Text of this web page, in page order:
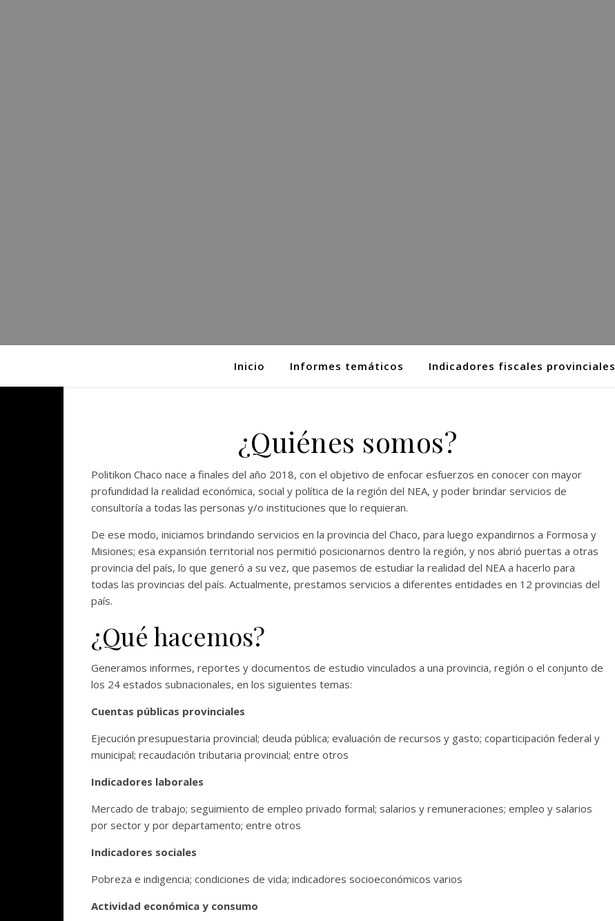
Inicio Informes temáticos Indicadores fiscales provinciales
¿Quiénes somos?
Politikon Chaco nace a finales del año 2018, con el objetivo de enfocar esfuerzos en conocer con mayor
profundidad la realidad económica, social y política de la región del NEA, y poder brindar servicios de
consultoría a todas las personas y/o instituciones que lo requieran.
De ese modo, iniciamos brindando servicios en la provincia del Chaco, para luego expandirnos a Formosa y
Misiones; esa expansión territorial nos permitió posicionarnos dentro la región, y nos abrió puertas a otras
provincia del país, lo que generó a su vez, que pasemos de estudiar la realidad del NEA a hacerlo para
todas las provincias del país. Actualmente, prestamos servicios a diferentes entidades en 12 provincias del
país.
¿Qué hacemos?
Generamos informes, reportes y documentos de estudio vinculados a una provincia, región o el conjunto de
los 24 estados subnacionales, en los siguientes temas:
Cuentas públicas provinciales
Ejecución presupuestaria provincial; deuda pública; evaluación de recursos y gasto; coparticipación federal y
municipal; recaudación tributaria provincial; entre otros
Indicadores laborales
Mercado de trabajo; seguimiento de empleo privado formal; salarios y remuneraciones; empleo y salarios
por sector y por departamento; entre otros
Indicadores sociales
Pobreza e indigencia; condiciones de vida; indicadores socioeconómicos varios
Actividad económica y consumo